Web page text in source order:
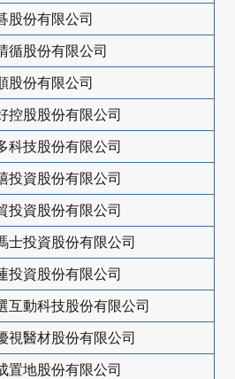
股份有限公司
循股份有限公司
股份有限公司
控股股份有限公司
科技股份有限公司
投資股份有限公司
投資股份有限公司
士投資股份有限公司
投資股份有限公司
互動科技股份有限公司
視醫材股份有限公司
置地股份有限公司